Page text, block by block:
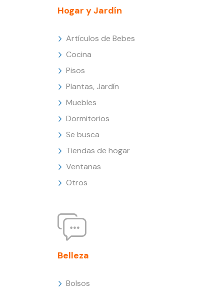
Hogar y Jardín
Artículos de Bebes
Cocina
Pisos
Plantas, Jardín
Muebles
Dormitorios
Se busca
Tiendas de hogar
Ventanas
Otros
Belleza
Bolsos